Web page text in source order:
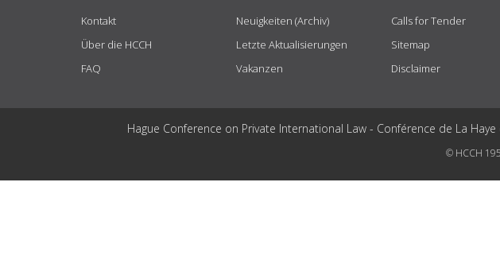
Kontakt
Über die HCCH
FAQ
Neuigkeiten (Archiv)
Letzte Aktualisierungen
Vakanzen
Calls for Tender
Sitemap
Disclaimer
Hague Conference on Private International Law - Conférence de La
© HCCH